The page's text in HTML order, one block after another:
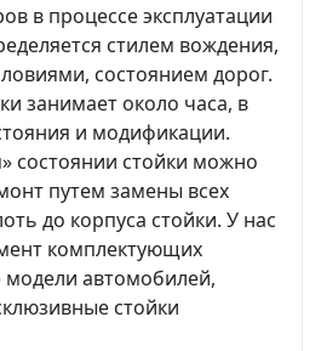
в процессе эксплуатации
стилем вождения,
состоянием дорог.
занимает около часа, в
и модификации.
состоянии стойки можно
путем замены всех
до корпуса стойки. У нас
комплектующих
модели автомобилей,
стойки